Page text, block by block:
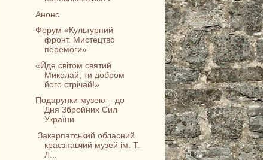
Анонс
Форум «Культурний
фронт. Мистецтво
перемоги»
«Йде світом святий
Миколай, ти добром
його стрічай!»
Подарунки музею – до
Дня Збройних Сил
України
Закарпатський обласний
краєзнавчий музей ім. Т.
Л...